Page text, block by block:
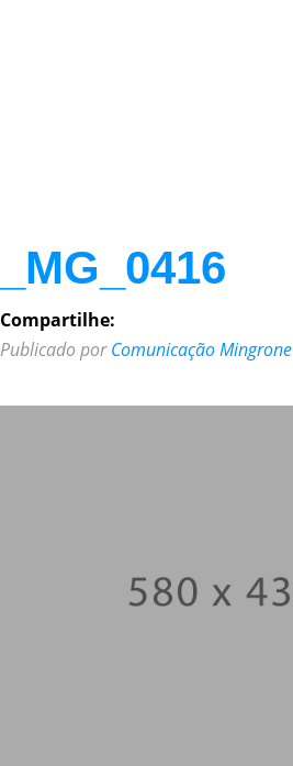
_MG_0416
Compartilhe:
Publicado porComunicação Mingrone